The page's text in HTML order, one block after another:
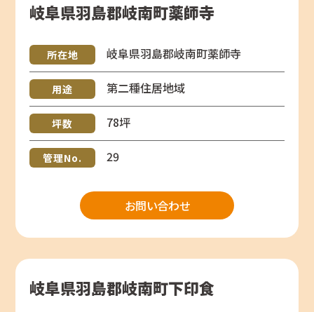
岐阜県羽島郡岐南町薬師寺
所在地 岐阜県羽島郡岐南町薬師寺
用途 第二種住居地域
坪数 78坪
管理No. 29
お問い合わせ
岐阜県羽島郡岐南町下印食